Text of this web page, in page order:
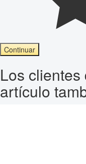
Continuar
Los
artículo